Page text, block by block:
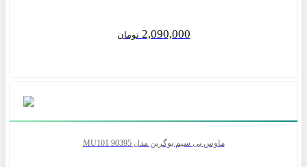
2,090,000 تومان
ماوس بی سیم یوگرین مدل MU101 90395